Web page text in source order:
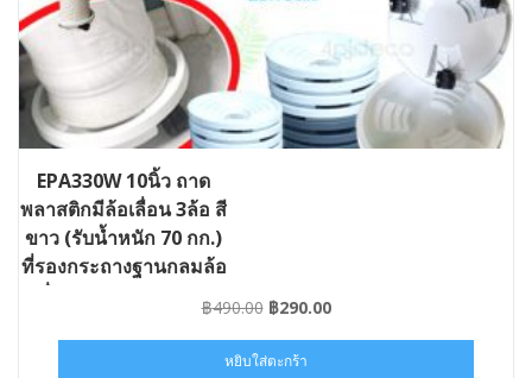
EPA330W 10นิ้ว ถาด
พลาสติกมีล้อเลื่อน 3ล้อ สี
ขาว (รับน้ำหนัก 70 กก.)
ที่รองกระถางฐานกลมล้อ
เลื่อน #GD-EPA330W฿490.00 Original
was:
฿290.00Current
หยิบใส่ตะกร้า